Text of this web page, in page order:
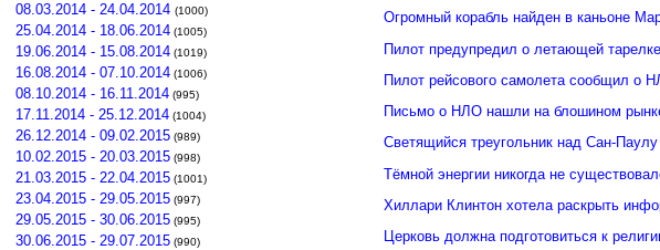
08.03.2014 - 24.04.2014 (1000)
25.04.2014 - 18.06.2014 (1005)
19.06.2014 - 15.08.2014 (1019)
16.08.2014 - 07.10.2014 (1006)
08.10.2014 - 16.11.2014 (995)
17.11.2014 - 25.12.2014 (1004)
26.12.2014 - 09.02.2015 (989)
10.02.2015 - 20.03.2015 (998)
21.03.2015 - 22.04.2015 (1001)
23.04.2015 - 29.05.2015 (997)
29.05.2015 - 30.06.2015 (995)
30.06.2015 - 29.07.2015 (990)
Огромный корабль найден в каньоне
Пилот предупредил о летающей тарелке
Пилот рейсового самолета сообщил о
Письмо о НЛО нашли на блошином
Светящийся треугольник над Сан-Паулу
Тёмной энергии никогда не
Хиллари Клинтон хотела раскрыть
Церковь должна подготовиться к